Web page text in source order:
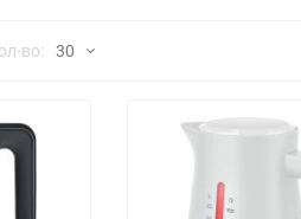
во: 30
30